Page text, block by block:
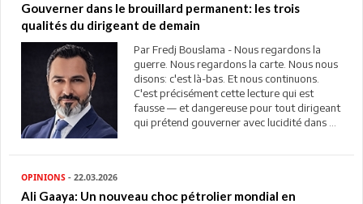
Gouverner dans le brouillard permanent: les trois
qualités du dirigeant de demain
Par Fredj Bouslama - Nous regardons la
guerre. Nous regardons la carte. Nous nous
disons: c'est là-bas. Et nous continuons.
C'est précisément cette lecture qui est
fausse — et dangereuse pour tout dirigeant
qui prétend gouverner avec lucidité dans ...
OPINIONS - 22.03.2026
Ali Gaaya: Un nouveau choc pétrolier mondial en